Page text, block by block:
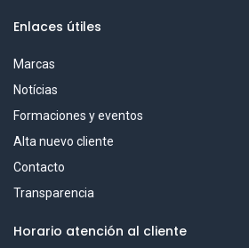
Enlaces útiles
Marcas
Notícias
Formaciones y eventos
Alta nuevo cliente
Contacto
Transparencia
Horario atención al cliente